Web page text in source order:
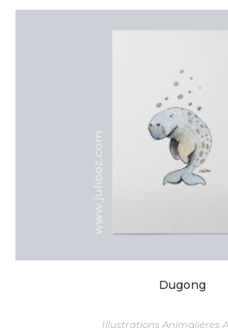
Dugong
Illustrations Animalières